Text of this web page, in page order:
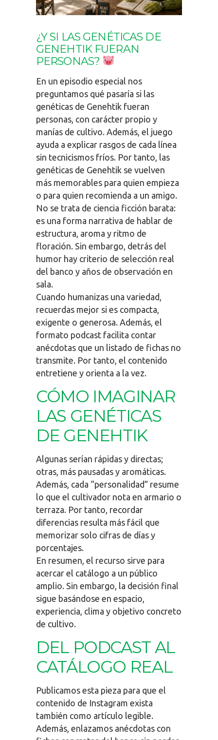
¿Y SI LAS GENÉTICAS DE
GENEHTIK FUERAN
PERSONAS?
En un episodio especial nos
preguntamos qué pasaría si las
genéticas de Genehtik fueran
personas, con carácter propio y
manías de cultivo. Además, el juego
ayuda a explicar rasgos de cada línea
sin tecnicismos fríos. Por tanto, las
genéticas de Genehtik se vuelven
más memorables para quien empieza
o para quien recomienda a un amigo.
No se trata de ciencia ficción barata:
es una forma narrativa de hablar de
estructura, aroma y ritmo de
floración. Sin embargo, detrás del
humor hay criterio de selección real
del banco y años de observación en
sala.
Cuando humanizas una variedad,
recuerdas mejor si es compacta,
exigente o generosa. Además, el
formato podcast facilita contar
anécdotas que un listado de fichas no
transmite. Por tanto, el contenido
entretiene y orienta a la vez.
CÓMO IMAGINAR
LAS GENÉTICAS
DE GENEHTIK
Algunas serían rápidas y directas;
otras, más pausadas y aromáticas.
Además, cada “personalidad” resume
lo que el cultivador nota en armario o
terraza. Por tanto, recordar
diferencias resulta más fácil que
memorizar solo cifras de días y
porcentajes.
En resumen, el recurso sirve para
acercar el catálogo a un público
amplio. Sin embargo, la decisión final
sigue basándose en espacio,
experiencia, clima y objetivo concreto
de cultivo.
DEL PODCAST AL
CATÁLOGO REAL
Publicamos esta pieza para que el
contenido de Instagram exista
también como artículo legible.
Además, enlazamos anécdotas con